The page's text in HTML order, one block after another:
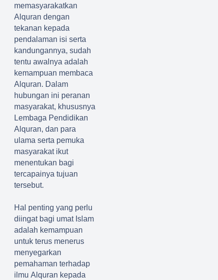
memasyarakatkan
Alquran dengan
tekanan kepada
pendalaman isi serta
kandungannya, sudah
tentu awalnya adalah
kemampuan membaca
Alquran. Dalam
hubungan ini peranan
masyarakat, khususnya
Lembaga Pendidikan
Al quran, dan para
ulama serta pemuka
masyarakat ikut
menentukan bagi
tercapainya tujuan
tersebut.
Hal penting yang perlu
diingatbagi umat Islam
adalah kemampuan
untuk terus menerus
menyegarkan
pemahaman terhadap
ilmu Al quran kepada